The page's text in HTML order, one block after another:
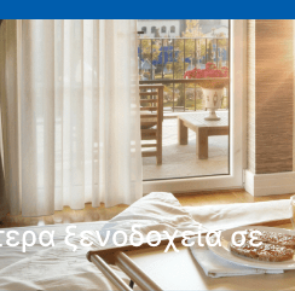
EL(€)
ξενοδοχεία σε